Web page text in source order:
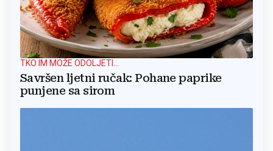
TKO IM MOŽE ODOLJETI...
Savršen ljetni ručak: Pohane paprike
punjene sa sirom